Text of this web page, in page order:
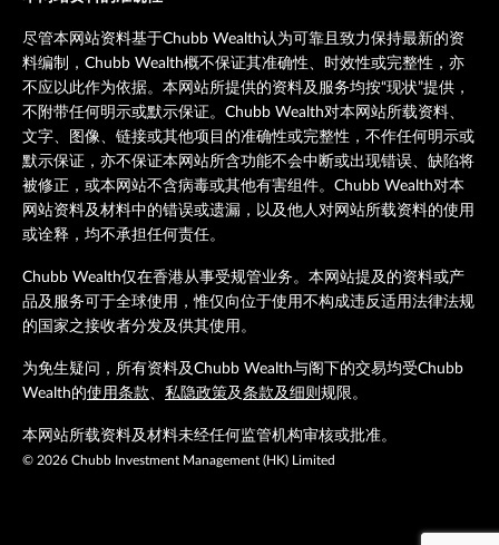
尽管本网站资料基于Chubb Wealth认为可靠且致力保持最新的资
料编制，Chubb Wealth概不保证其准确性、时效性或完整性，亦
不应以此作为依据。本网站所提供的资料及服务均按“现状”提供，
不附带任何明示或默示保证。Chubb Wealth对本网站所载资料、
文字、图像、链接或其他项目的准确性或完整性，不作任何明示或
默示保证，亦不保证本网站所含功能不会中断或出现错误、缺陷将
被修正，或本网站不含病毒或其他有害组件。Chubb Wealth对本
网站资料及材料中的错误或遗漏，以及他人对网站所载资料的使用
或诠释，均不承担任何责任。
Chubb Wealth仅在香港从事受规管业务。本网站提及的资料或产
品及服务可于全球使用，惟仅向位于使用不构成违反适用法律法规
的国家之接收者分发及供其使用。
为免生疑问，所有资料及Chubb Wealth与阁下的交易均受Chubb
Wealth的使用条款、 私隐政策及条款及细则 规限。
本网站所载资料及材料未经任何监管机构审核或批准。
© 2026 Chubb Investment Management (HK) Limited